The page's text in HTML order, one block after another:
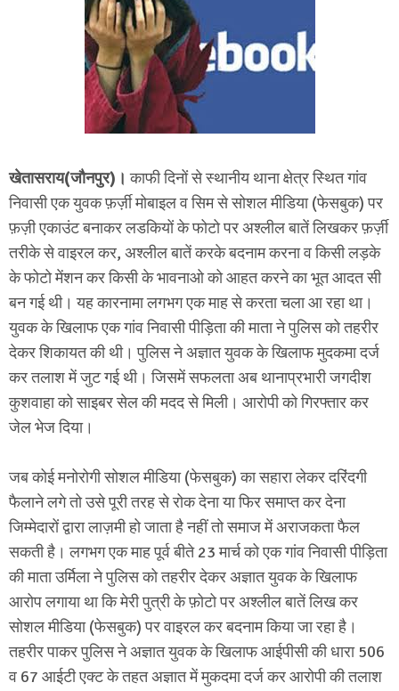
खेतासराय(जौनपुर)। काफी दिनों से स्थानीय थाना क्षेत्र स्थित गांव
निवासी एक युवक फ़र्ज़ी मोबाइल व सिम से सोशल मीडिया (फेसबुक) पर
फ़ज़ी एकाउंट बनाकर लडकियों के फोटो पर अश्लील बातें लिखकर फ़र्ज़ी
तरीके से वाइरल कर, अश्लील बातें करके बदनाम करना व किसी लड़के
के फोटो मेंशन कर किसी के भावनाओ को आहत करने का भूत आदत सी
बन गई थी। यह कारनामा लगभग एक माह से करता चला आ रहा था।
युवक के खिलाफ एक गांव निवासी पीड़िता की माता ने पुलिस को तहरीर
देकर शिकायत की थी। पुलिस ने अज्ञात युवक के खिलाफ मुदकमा दर्ज
कर तलाश में जुट गई थी। जिसमें सफलता अब थानाप्रभारी जगदीश
कुशवाहा को साइबर सेल की मदद से मिली। आरोपी को गिरफ्तार कर
जेल भेज दिया।
जब कोई मनोरोगी सोशल मीडिया (फेसबुक) का सहारा लेकर दरिंदगी
फैलाने लगे तो उसे पूरी तरह से रोक देना या फिर समाप्त कर देना
जिम्मेदारों द्वारा लाज़मी हो जाता है नहीं तो समाज में अराजकता फैल
सकती है। लगभग एक माह पूर्व बीते 23 मार्च को एक गांव निवासी पीड़िता
की माता उर्मिला ने पुलिस को तहरीर देकर अज्ञात युवक के खिलाफ
आरोप लगाया था कि मेरी पुत्री के फ़ोटो पर अश्लील बातें लिख कर
सोशल मीडिया (फेसबुक) पर वाइरल कर बदनाम किया जा रहा है।
तहरीर पाकर पुलिस ने अज्ञात युवक के खिलाफ आईपीसी की धारा 506
व 67 आईटी एक्ट के तहत अज्ञात में मुकदमा दर्ज कर आरोपी की तलाश